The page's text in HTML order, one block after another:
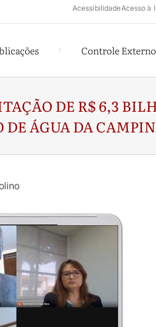
AcessibilidadeAcesso à
Controle Externo
DE R$ 6,3
ÁGUA DA